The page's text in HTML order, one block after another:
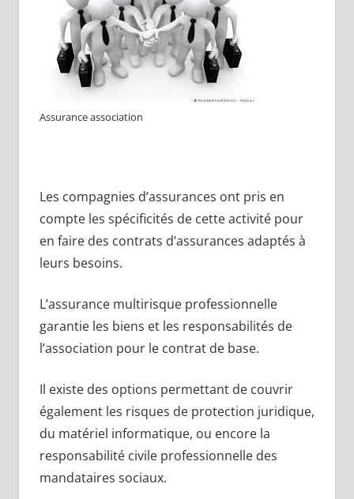
Assurance association
Les compagnies d’assurances ont pris en
compte les spécificités de cette activité pour
en faire des contrats d’assurances adaptés à
leurs besoins.
L’assurance multirisque professionnelle
garantie les biens et les responsabilités de
l’association pour le contrat de base.
Il existe des options permettant de couvrir
également les risques de protection juridique,
du matériel informatique, ou encore la
responsabilité civile professionnelle des
mandataires sociaux.